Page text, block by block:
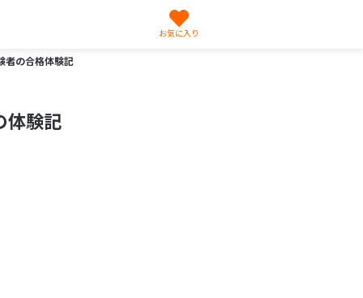
者の合格体験記
体験記
お気に入り